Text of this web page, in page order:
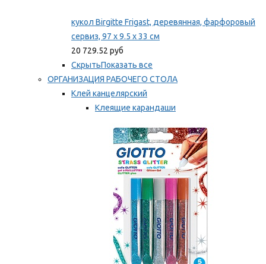
кукол Birgitte Frigast, деревянная, фарфоровый
сервиз, 97 x 9.5 x 33 см
20 729.52 руб
СкрытьПоказать все
ОРГАНИЗАЦИЯ РАБОЧЕГО СТОЛА
Клей канцелярский
Клеящие карандаши
Мы рекомендуем